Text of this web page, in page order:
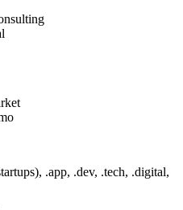
.app, .dev, .tech, .digital,